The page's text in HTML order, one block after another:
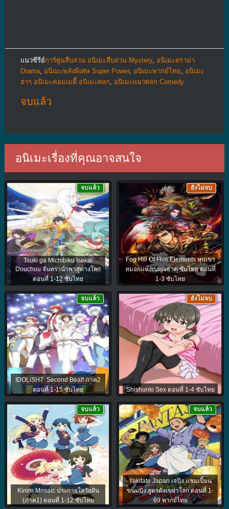
แนวซีรีย์การ์ตูนสืบสวน อนิเมะสืบสวน Mystery, อนิเมะดราม่า
Drama, อนิเมะพลังพิเศษ Super Power, อนิเมะพากย์ไทย
อนิเมะ
ฮาๆ อนิเมะคอมเมดี้ อนิเมะตลก
อนิเมะแนวตลก Comedy
จบแล้ว
อนิเมะเรื่องที่คุณอาจสนใจ
Tsuki ga Michibiku Isekai
Douchuu จันทรานำพาสู่ต่างโลก
ตอนที่ 1-12 ซับไทย
จบแล้ว
Fog Hill Of Five Elements หุบเขา
หมอกแห่งเบญจธาตุ ซับไทย ตอนที่
1-3 ซับไทย
ยังไม่จบ
IDOLiSH7: Second Beat! ภาค2
ตอนที่ 1-15 ซับไทย
จบแล้ว
Shishunki Sex ตอนที่ 1-4 ซับไทย
ยังไม่จบ
Kiniro Mosaic ประกายใสวัยฝัน
(ภาค1) ตอนที่ 1-12 ซับไทย
จบแล้ว
Yakitate Japan เจปัง แชมเปี้ยน
ขนมปัง สูตรดังเขย่าโลก ตอนที่ 1-
69 พากย์ไทย
จบแล้ว